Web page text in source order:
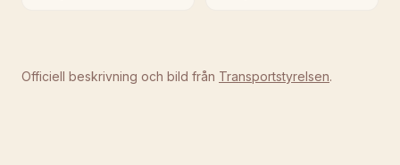
Officiell beskrivning och bild från Transportstyrelsen.